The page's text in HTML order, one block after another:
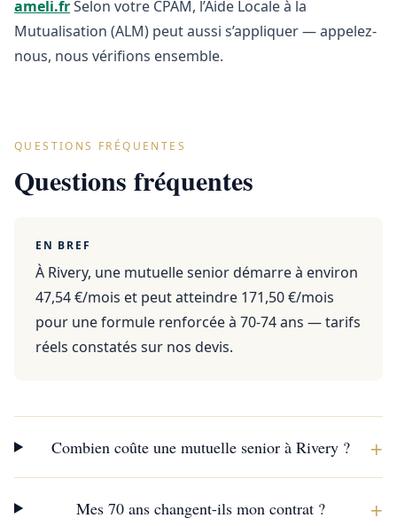
ameli.frSelon votre CPAM, l’Aide Locale à la
Mutualisation (ALM) peut aussi s’appliquer — appelez-
nous, nous vérifions ensemble.
QUESTIONS FRÉQUENTES
Questions fréquentes
EN BREF
À Rivery, une mutuelle senior démarre à environ
47,54 €/mois et peut atteindre 171,50 €/mois
pour une formule renforcée à 70-74 ans — tarifs
réels constatés sur nos devis.
Combien coûte une mutuelle senior à Rivery ? +
Mes 70 ans changent-ils mon contrat ? +